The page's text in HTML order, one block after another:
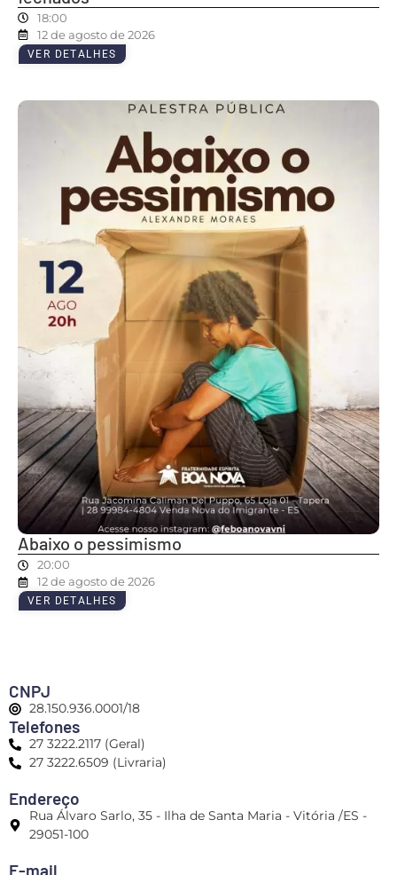
18:00
12 de agosto de 2026
VER DETALHES
Abaixo o pessimismo
20:00
12 de agosto de 2026
VER DETALHES
CNPJ
28.150.936.0001/18
Telefones
27 3222.2117 (Geral)
27 3222.6509 (Livraria)
Endereço
Rua Álvaro Sarlo, 35 - Ilha de Santa Maria - Vitória /ES -
29051-100
E-mail